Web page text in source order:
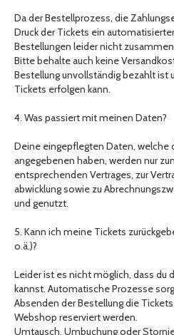
Da der Bestellprozess, die
Druck der Tickets ein
Bestellungen leider nicht
Bitte behalte auch keine
Bestellung unvollständig bezahlt ist
Tickets erfolgen kann.
4. Was passiert mit meinen Daten?
Deine eingepflegten Daten, welche
angegebenen haben, werden nur
entsprechenden Vertrages, zur
abwicklung sowie zu
und genutzt.
5. Kann ich meine Tickets
o.ä.)?
Leider ist es nicht möglich, dass du
kannst. Automatische Prozesse
Absenden der Bestellung die
Webshop reserviert werden.
Umtausch, Umbuchung oder